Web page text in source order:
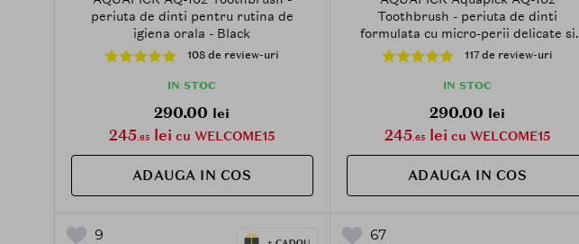
periuta de dinti pentru rutina de
igiena orala - Black
108 de review-uri
IN STOC
290.00 lei
245.65 lei cu WELCOME15
ADAUGA IN COS
Toothbrush - periuta de dinti
formulata cu micro-perii delicate si
timer inteligent incorporat, care
contribuie la indepartarea placii
bacteriene si la metinerea prospetimii
117 de review-uri
IN STOC
290.00 lei
245.65 lei cu WELCOME15
ADAUGA IN COS
9 67